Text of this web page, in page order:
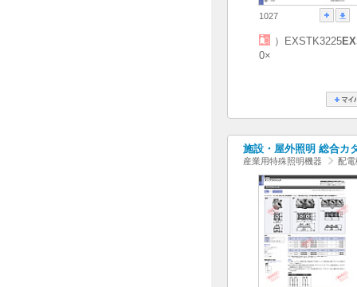
1027
）EXSTK3225
0×
施設・屋外照明 総合カ
産業用特殊照明機器 配電